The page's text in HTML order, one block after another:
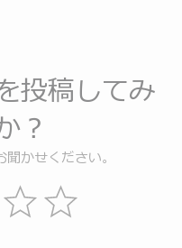
投稿してみ
？
かせください。